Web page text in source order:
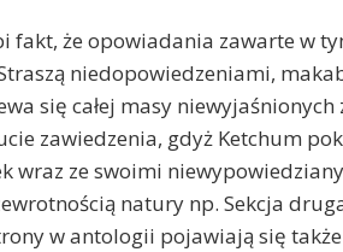
fakt, że opowiadania zawarte w
niedopowiedzeniami,
się całej masy niewyjaśnionych
zawiedzenia, gdyż Ketchum
wraz ze swoimi
natury np. Sekcja
w antologii pojawiają się